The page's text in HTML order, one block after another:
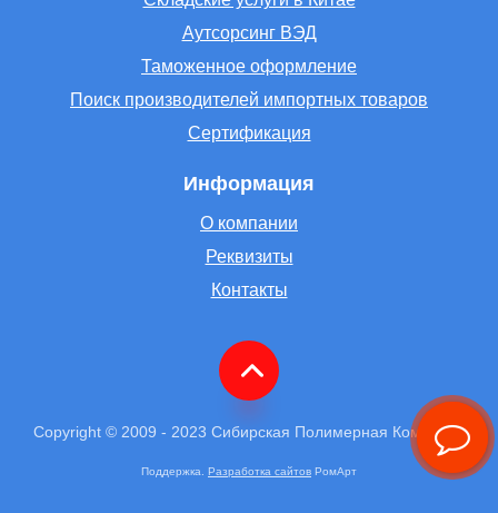
Аутсорсинг ВЭД
Таможенное оформление
Поиск производителей импортных товаров
Сертификация
Информация
О компании
Реквизиты
Контакты
Copyright © 2009 - 2023 Сибирская Полимерная Компания
Поддержка. Разработка сайтов РомАрт